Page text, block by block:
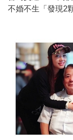
不婚不生「發現2